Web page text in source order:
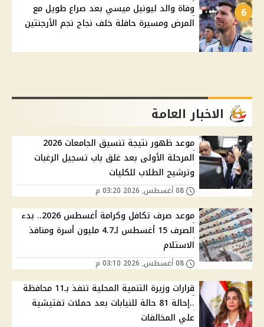
6
وفاة والد ليونيل ميسي بعد صراع طويل مع
المرض ومسيرة حافلة خلف نجاح نجم الأرجنتين
الاخبار العامة
موعد ظهور نتيجة تنسيق الجامعات 2026
المرحلة الأولى بعد غلق باب تسجيل الرغبات
وترشيح الطلاب للكليات
موعد صرف تكافل وكرامة أغسطس 2026.. بدء
الصرف 15 أغسطس لـ4.7 مليون أسرة ومنافذ
الاستلام
قرارات وزيرة التنمية المحلية تنفذ بـ11 محافظة
..إحالة 81 حالة للنيابات بعد حملات تفتيشية
علي المخالفات